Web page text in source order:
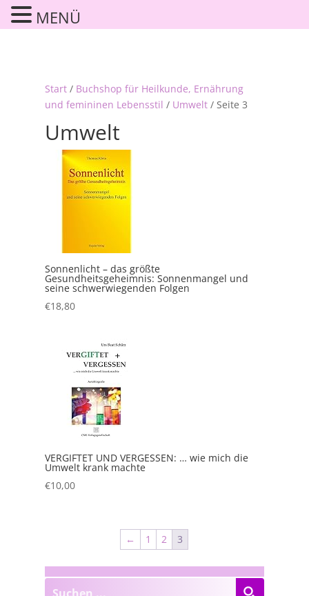
Start/ Buchshop für Heilkunde, Ernährung
und femininen Lebensstil / Umwelt/ Seite 3
Umwelt
Sonnenlicht – das größte
Gesundheitsgeheimnis: Sonnenmangel und
seine schwerwiegenden Folgen
€18,80
VERGIFTET UND VERGESSEN: … wie mich die
Umwelt krank machte
€10,00
← 1 2 3
MENÜ